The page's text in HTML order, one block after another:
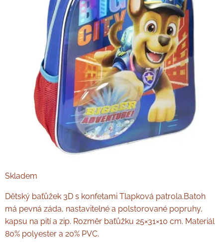
Skladem
Dětský baťůžek 3D s konfetami Tlapková patrola.Batoh
má pevná záda, nastavitelné a polstorované popruhy,
kapsu na pití a zip. Rozměr baťůžku 25×31×10 cm. Materiál
80% polyester a 20% PVC.